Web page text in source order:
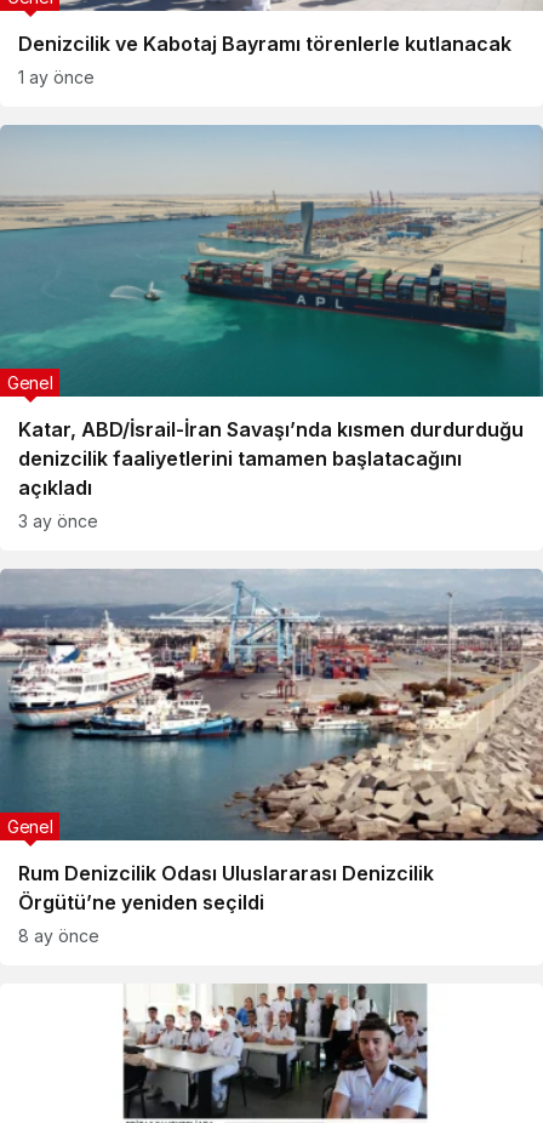
Denizcilik ve Kabotaj Bayramı törenlerle kutlanacak
1 ay önce
Katar, ABD/İsrail-İran Savaşı’nda kısmen durdurduğu
denizcilik faaliyetlerini tamamen başlatacağını
açıkladı
Genel
3 ay önce
Rum Denizcilik Odası Uluslararası Denizcilik
Örgütü’ne yeniden seçildi
Genel
8 ay önce